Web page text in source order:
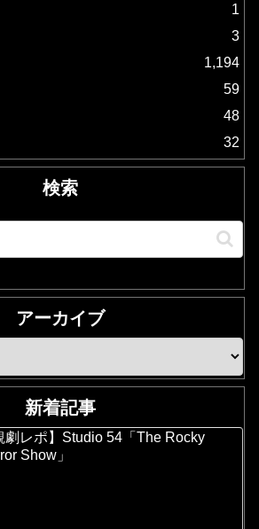
1
3
1,194
59
48
32
検索
アーカイブ
新着記事
劇レポ】Studio 54「The Rocky
Show」